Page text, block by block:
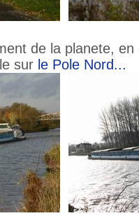
de la planete,
sur le Pole Nord...